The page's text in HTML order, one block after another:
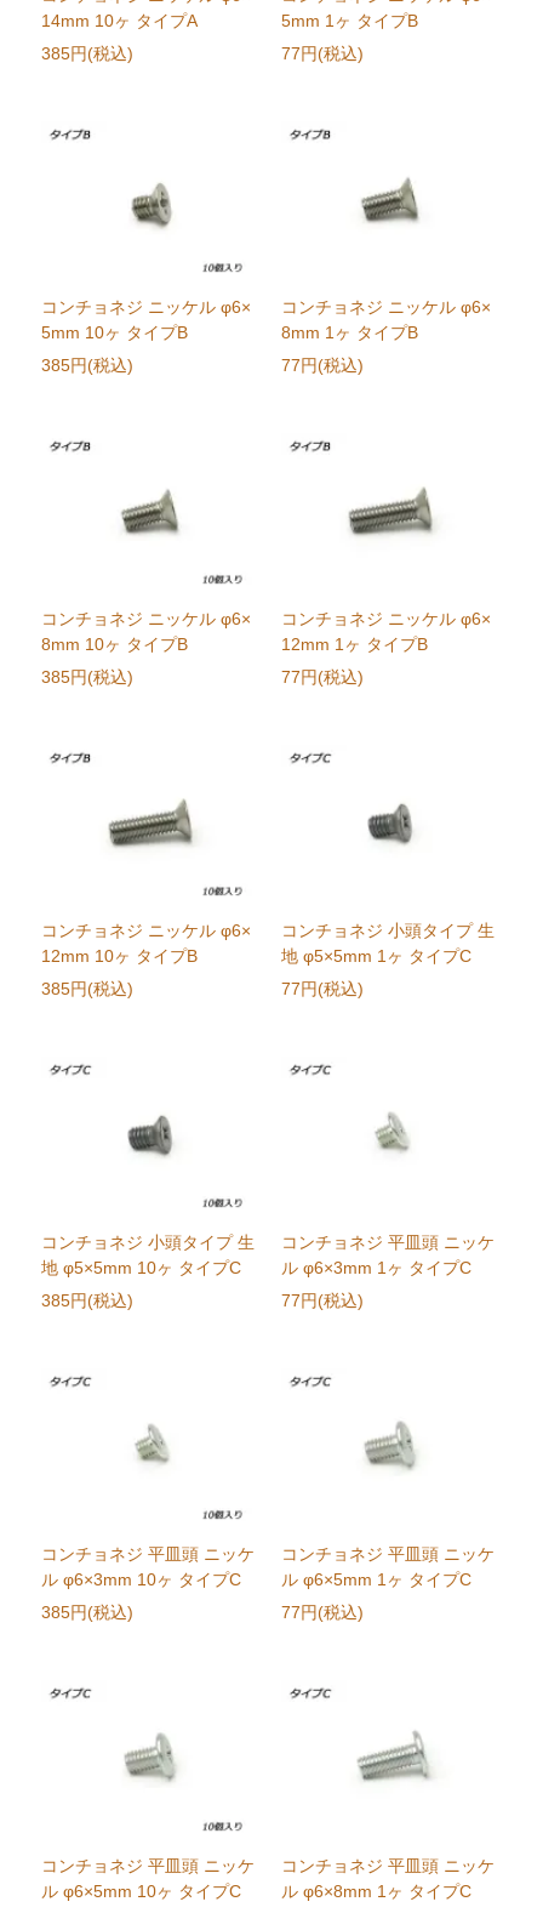
14mm 10ヶ タイプA
385円(税込)
5mm 1ヶ タイプB
77円(税込)
コンチョネジ ニッケル φ6×
5mm 10ヶ タイプB
385円(税込)
コンチョネジ ニッケル φ6×
8mm 1ヶ タイプB
77円(税込)
コンチョネジ ニッケル φ6×
8mm 10ヶ タイプB
385円(税込)
コンチョネジ ニッケル φ6×
12mm 1ヶ タイプB
77円(税込)
コンチョネジ ニッケル φ6×
12mm 10ヶ タイプB
385円(税込)
コンチョネジ 小頭タイプ 生
地 φ5×5mm 1ヶ タイプC
77円(税込)
コンチョネジ 小頭タイプ 生
地 φ5×5mm 10ヶ タイプC
385円(税込)
コンチョネジ 平皿頭 ニッケ
ル φ6×3mm 1ヶ タイプC
77円(税込)
コンチョネジ 平皿頭 ニッケ
ル φ6×3mm 10ヶ タイプC
385円(税込)
コンチョネジ 平皿頭 ニッケ
ル φ6×5mm 1ヶ タイプC
77円(税込)
コンチョネジ 平皿頭 ニッケ
ル φ6×5mm 10ヶ タイプC
コンチョネジ 平皿頭 ニッケ
ル φ6×8mm 1ヶ タイプC